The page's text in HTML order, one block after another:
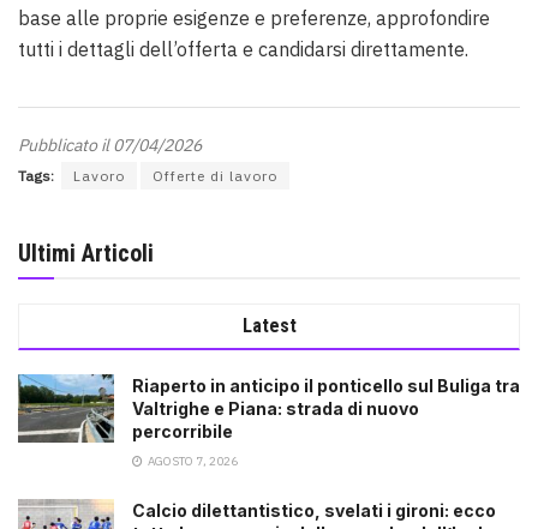
base alle proprie esigenze e preferenze, approfondire
tutti i dettagli dell’offerta e candidarsi direttamente.
Pubblicato il 07/04/2026
Tags: Lavoro Offerte di lavoro
Ultimi Articoli
Latest
Riaperto in anticipo il ponticello sul Buliga tra
Valtrighe e Piana: strada di nuovo
percorribile
AGOSTO 7, 2026
Calcio dilettantistico, svelati i gironi: ecco